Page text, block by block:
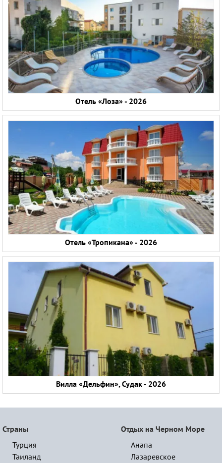
Отель «Лоза» - 2026
Отель «Тропикана» - 2026
Вилла «Дельфин», Судак - 2026
Страны
Турция
Таиланд
Отдых на Черном Море
Анапа
Лазаревское